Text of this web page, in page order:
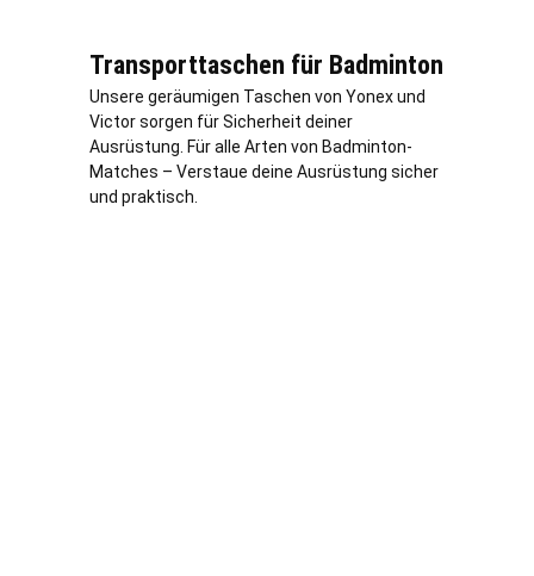
Transporttaschen für Badminton
Unsere geräumigen Taschen von Yonex und
Victor sorgen für Sicherheit deiner
Ausrüstung. Für alle Arten von Badminton-
Matches – Verstaue deine Ausrüstung sicher
und praktisch.